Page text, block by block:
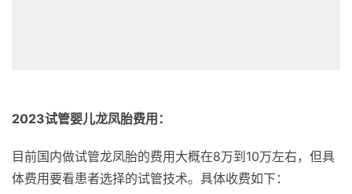
2023试管婴儿龙凤胎费用：
目前国内做试管龙凤胎的费用大概在8万到10万左右，但具
体费用要看患者选择的试管技术。具体收费如下：